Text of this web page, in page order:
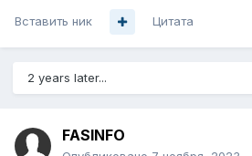
Вставить ник Цитата
2 years later...
FASINFO